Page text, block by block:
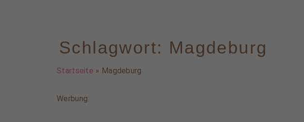
Schlagwort: Magdeburg
Startseite » Magdeburg
Werbung: